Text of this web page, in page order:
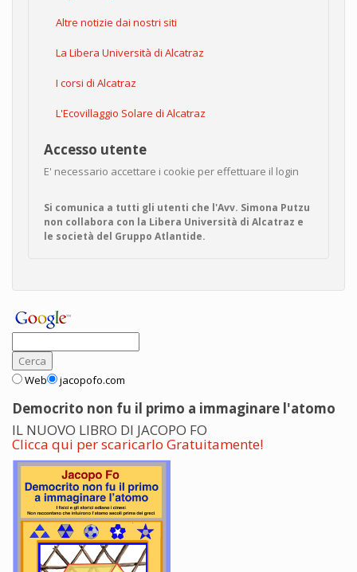
Altre notizie dai nostri siti
La Libera Università di Alcatraz
I corsi di Alcatraz
L'Ecovillaggio Solare di Alcatraz
Accesso utente
E' necessario accettare i cookie per effettuare il login
Si comunica a tutti gli utenti che l'Avv. Simona Putzu
non collabora con la Libera Università di Alcatraz e
le società del Gruppo Atlantide.
Web jacopofo.com
Democrito non fu il primo a immaginare l'atomo
IL NUOVO LIBRO DI JACOPO FO
Clicca qui per scaricarlo Gratuitamente!